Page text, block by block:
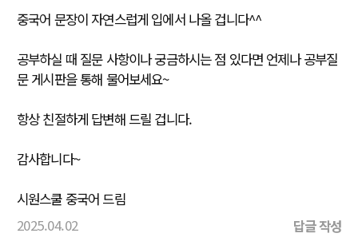
중국어 문장이 자연스럽게 입에서 나올 겁니다^^
공부하실 때 질문 사항이나 궁금하시는 점 있다면 언제나 공부질
문 게시판을 통해 물어보세요~
항상 친절하게 답변해 드릴 겁니다.
감사합니다~
시원스쿨 중국어 드림
2025.04.02
답글 작성